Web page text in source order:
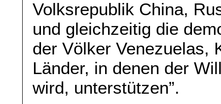
Volksrepublik China,
und gleichzeitig die
der Völker Venezuelas,
Länder, in denen der
wird, unterstützen”.